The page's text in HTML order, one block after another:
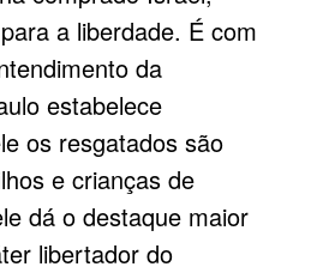
a liberdade. É com
da
estabelece
os resgatados são
e crianças de
dá o destaque maior
libertador do